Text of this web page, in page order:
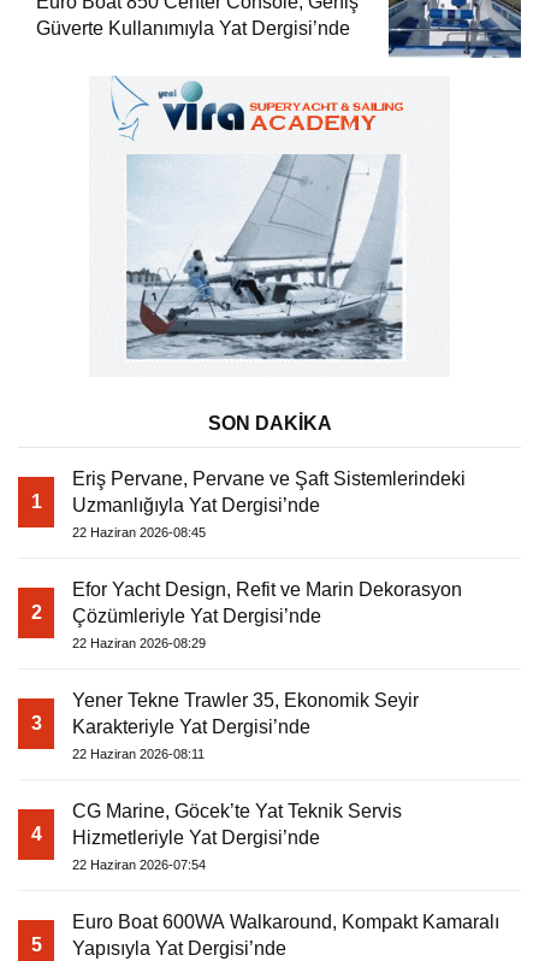
Güverte Kullanımıyla Yat Dergisi’nde
SON DAKİKA
1
Eriş Pervane, Pervane ve Şaft Sistemlerindeki
Uzmanlığıyla Yat Dergisi’nde
22 Haziran 2026-08:45
2
Efor Yacht Design, Refit ve Marin Dekorasyon
Çözümleriyle Yat Dergisi’nde
22 Haziran 2026-08:29
3
Yener Tekne Trawler 35, Ekonomik Seyir
Karakteriyle Yat Dergisi’nde
22 Haziran 2026-08:11
4
CG Marine, Göcek’te Yat Teknik Servis
Hizmetleriyle Yat Dergisi’nde
22 Haziran 2026-07:54
5
Euro Boat 600WA Walkaround, Kompakt Kamaralı
Yapısıyla Yat Dergisi’nde